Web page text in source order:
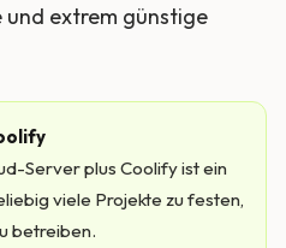
extrem günstige
Server plus Coolify ist ein
viele Projekte zu festen,
betreiben.